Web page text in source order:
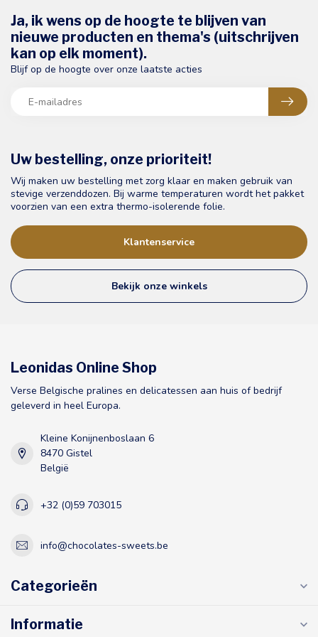
Uw bestelling, onze prioriteit!
Wij maken uw bestelling met zorg klaar en maken gebruik van
stevige verzenddozen. Bij warme temperaturen wordt het pakket
voorzien van een extra thermo-isolerende folie.
Klantenservice
Bekijk onze winkels
Ja, ik wens op de hoogte te blijven van
nieuwe producten en thema's (uitschrijven
kan op elk moment).
Blijf op de hoogte over onze laatste acties
Leonidas Online Shop
Verse Belgische pralines en delicatessen aan huis of bedrijf
geleverd in heel Europa.
Kleine Konijnenboslaan 6
8470 Gistel
België
+32 (0)59 703015
info@chocolates-sweets.be
Categorieën
Informatie